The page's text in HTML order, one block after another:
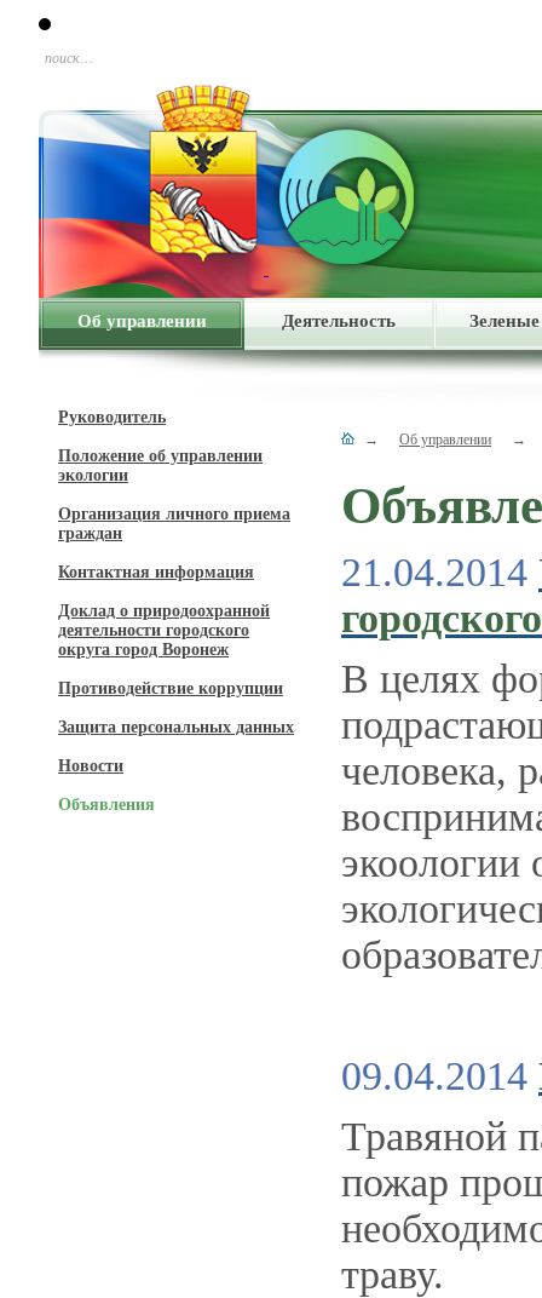
поиск…
Об управлении Деятельность
Руководитель
Положение об управлении
экологии
Организация личного приема
граждан
Контактная информация
Доклад о природоохранной
деятельности городского
округа город Воронеж
Противодействие коррупции
Защита персональных данных
Новости
Объявления
→ Об управлении →
21.04.2014
В целях
человека,
экоологии
09.04.2014
Травяной
пожар
траву.